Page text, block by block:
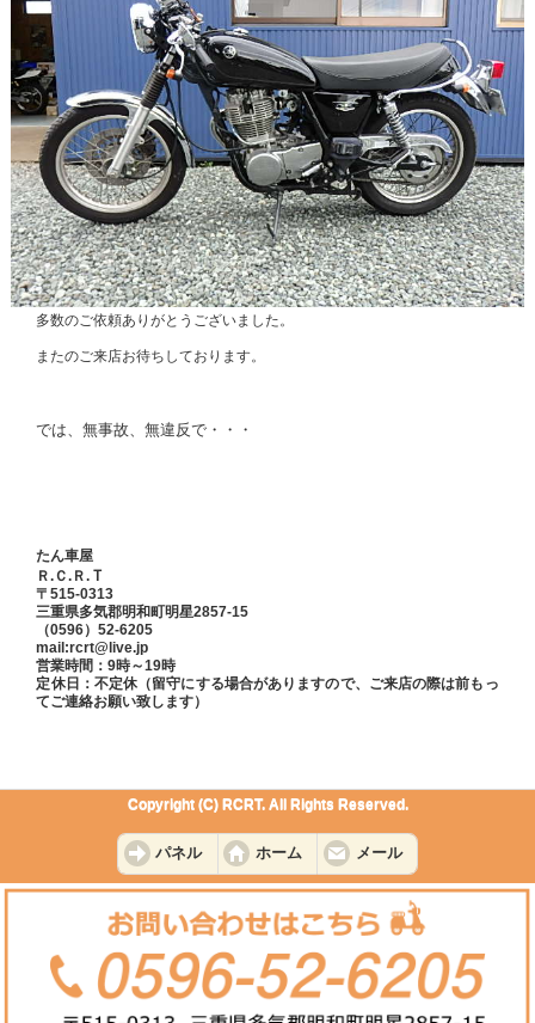
多数のご依頼ありがとうございました。
またのご来店お待ちしております。
では、無事故、無違反で・・・
たん車屋
Ｒ.Ｃ.Ｒ. Ｔ
〒515-0313
三重県多気郡明和町明星2857-15
（0596）52-6205
mail:rcrt@live.jp
営業時間：9時～19時
定休日：不定休（留守にする場合がありますので、ご来店の際は前もっ
てご連絡お願い致します）
Copyright (C) RCRT. All Rights Reserved.
パネル ホーム メール